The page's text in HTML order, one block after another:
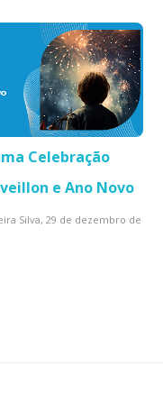
Celebração
e Ano Novo
Silva, 29 de dezembro de